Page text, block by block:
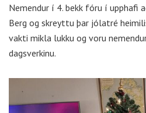
Nemendur í 4. bekk fóru í upphafi
Berg og skreyttu þar jólatré
vakti mikla lukku og voru
dagsverkinu.